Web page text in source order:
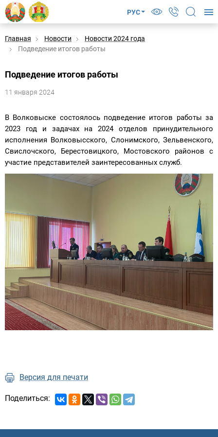
РУС
Главная Новости
Новости 2024 года
Подведение итогов работы
Подведение итогов работы
11 января 2024
В Волковыске состоялось подведение итогов работы за
2023 год и задачах на 2024 отделов принудительного
исполнения Волковысского, Слонимского, Зельвенского,
Свислочского, Берестовицкого, Мостовского районов с
участие представителей заинтересованных служб.
Версия для печати
Поделиться: